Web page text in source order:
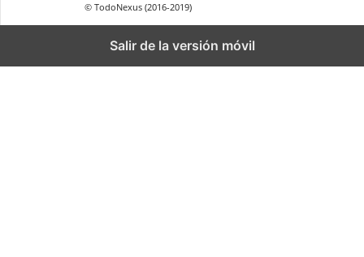
© TodoNexus (2016-2019)
Salir de la versión móvil